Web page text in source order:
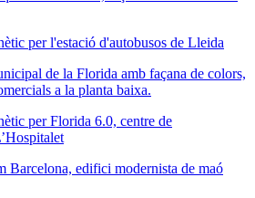
per l'estació d'autobusos de Lleida
per Florida 6.0, centre de